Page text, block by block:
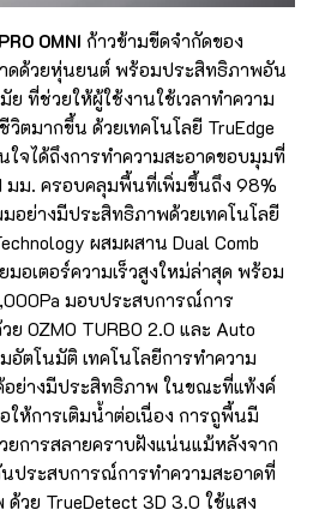
OMNI ก้าวข้ามขีดจำกัดของ
าดด้วยหุ่นยนต์ พร้อมประสิทธิภาพอัน
ที่ช่วยให้ผู้ใช้งานใช้เวลาทำความ
ตมากขึ้น ด้วยเทคโนโลยี TruEdge
ใจได้ถึงการทำความสะอาดขอบมุมที่
มม. ครอบคลุมพื้นที่เพิ่มขึ้นถึง 98%
อย่างมีประสิทธิภาพด้วยเทคโนโลยี
ผสมผสาน Dual Comb
มอเตอร์ความเร็วสูงใหม่ล่าสุด พร้อม
มอบประสบการณ์การ
OZMO TURBO 2.0 และ Auto
อัตโนมัติ เทคโนโลยีการทำความ
อย่างมีประสิทธิภาพ ในขณะที่แท้งค์
ห้การเติมน้ำต่อเนื่อง การถูพื้นมี
การสลายคราบฝังแน่นแม้หลังจาก
ประสบการณ์การทำความสะอาดที่
วย TrueDetect 3D 3.0 ใช้แสง